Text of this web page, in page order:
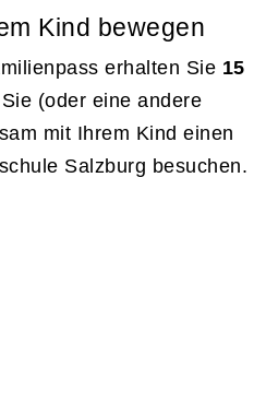
Kind bewegen
erhalten Sie 15
(oder eine andere
mit Ihrem Kind einen
Salzburg besuchen.